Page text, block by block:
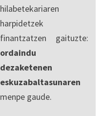
hilabetekariaren
harpidetzek
finantzatzen gaituzte:
ordaindu
dezaketenen
eskuzabaltasunaren
menpe gaude.